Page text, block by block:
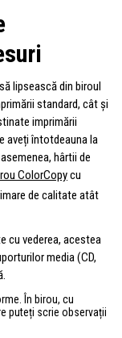
lipsească din biroul
standard, cât și
imprimării
aveți întotdeauna la
hârtii de
ColorCopycu
de calitate atât
cu vederea, acestea
media (CD,
În birou, cu
puteți scrie observații